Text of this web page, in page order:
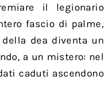
il legionario
fascio di palme,
dea diventa un
a un mistero: nel
caduti ascendono